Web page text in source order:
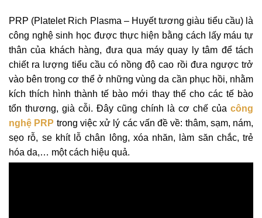
PRP (Platelet Rich Plasma – Huyết tương giàu tiểu cầu) là
công nghệ sinh học được thực hiện bằng cách lấy máu tự
thân của khách hàng, đưa qua máy quay ly tâm để tách
chiết ra lượng tiểu cầu có nồng độ cao rồi đưa ngược trở
vào bên trong cơ thể ở những vùng da cần phục hồi, nhằm
kích thích hình thành tế bào mới thay thế cho các tế bào
tổn thương, già cỗi. Đây cũng chính là cơ chế của công
nghệ PRP trong việc xử lý các vấn đề về: thâm, sạm, nám,
sẹo rỗ, se khít lỗ chân lông, xóa nhăn, làm săn chắc, trẻ
hóa da,… một cách hiệu quả.